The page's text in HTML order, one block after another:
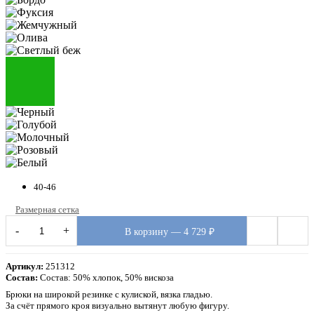
40-46
Размерная сетка
- + В корзину — 4 729 ₽
Артикул: 251312
Состав: Состав: 50% хлопок, 50% вискоза
Брюки на широкой резинке с кулиской, вязка гладью.
За счёт прямого кроя визуально вытянут любую фигуру.